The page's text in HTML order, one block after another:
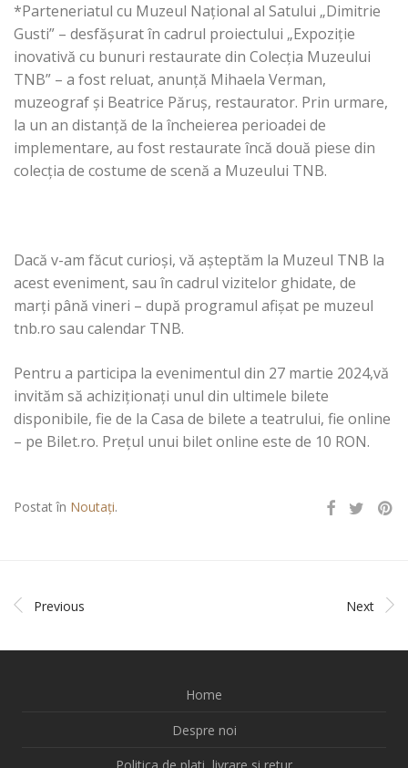
*Parteneriatul cu Muzeul Național al Satului „Dimitrie
Gusti” – desfăşurat în cadrul proiectului „Expoziție
inovativă cu bunuri restaurate din Colecția Muzeului
TNB” – a fost reluat, anunţă Mihaela Verman,
muzeograf şi Beatrice Păruş, restaurator. Prin urmare,
la un an distanță de la încheierea perioadei de
implementare, au fost restaurate încă două piese din
colecția de costume de scenă a Muzeului TNB.
Dacă v-am făcut curioşi, vă așteptăm la Muzeul TNB la
acest eveniment, sau în cadrul vizitelor ghidate, de
marți până vineri – după programul afișat pe muzeul
tnb.ro sau calendar TNB.
Pentru a participa la evenimentul din 27 martie 2024,vă
invităm să achiziţionaţi unul din ultimele bilete
disponibile, fie de la Casa de bilete a teatrului, fie online
– pe Bilet.ro. Preţul unui bilet online este de 10 RON.
Postat în Noutați.
Previous Next
Home
Despre noi